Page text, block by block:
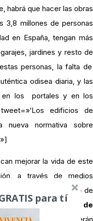
habrá que hacer las obras
3,8 millones de personas
en España, tengan más
jardines y resto de
personas, la falta de
odisea diaria, y las
en los portales y en los
edificios de
nueva normativa sobre
mejorar la vida de este
a través de medios
el
coste económico de
la comunidad de
para tí